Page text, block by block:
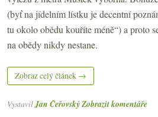
(byť na jídelním lístku je decentní
tu okolo obědu kouříte méně“) a proto
na obědy nikdy nestane.
Zobraz celý článek →
VystavilJan ČeřovskýZobrazit komentáře